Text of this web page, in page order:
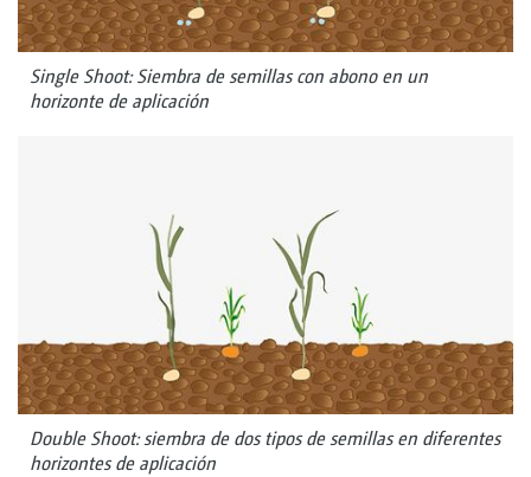
Single Shoot: Siembra de semillas con abono en un
horizonte de aplicación
Double Shoot: siembra de dos tipos de semillas en diferentes
horizontes de aplicación